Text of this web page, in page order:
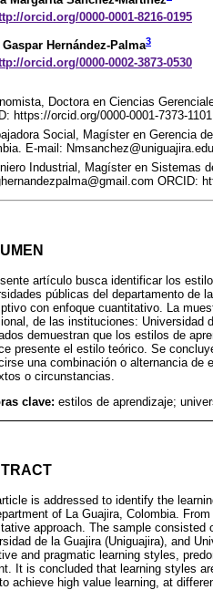
orcid.org/0000-0001-8216-0195
Gaspar Hernández-Palma3
orcid.org/0000-0002-3873-0530
Doctora en Ciencias
https://orcid.org/0000-0001-7373-1101
Social, Magíster en Gerencia
E-mail:
Industrial, Magíster en Sistemas
ORCID:
artículo busca identificar los
públicas del departamento de
con enfoque cuantitativo. La
de las instituciones: Universidad
demuestran que los estilos de
presente el estilo teórico. Se
una combinación o alternancia de
o circunstancias.
clave: estilos de aprendizaje;
is addressed to identify the
of La Guajira, Colombia.
approach. The sample
de la Guajira (Uniguajira), and
and pragmatic learning styles,
It is concluded that learning styles
achieve high value learning, at